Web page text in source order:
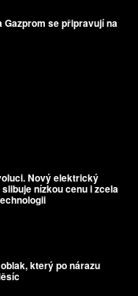
Gazprom se připravují na
Nový elektrický
nízkou cenu i zcela
který po nárazu